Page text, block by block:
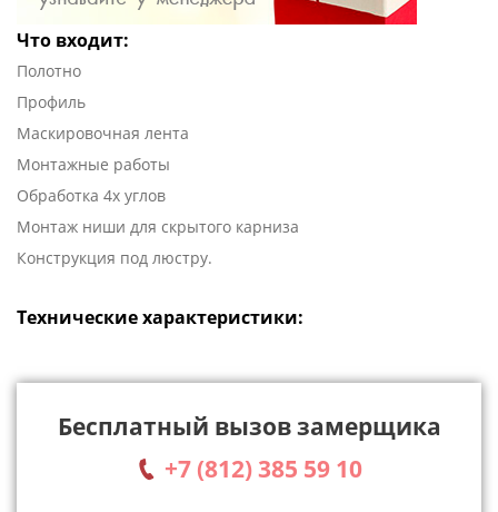
Что входит:
Полотно
Профиль
Маскировочная лента
Монтажные работы
Обработка 4х углов
Монтаж ниши для скрытого карниза
Конструкция под люстру.
Технические характеристики:
Бесплатный вызов замерщика
+7 (812) 385 59 10